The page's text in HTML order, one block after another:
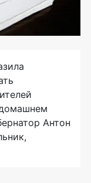
Антон